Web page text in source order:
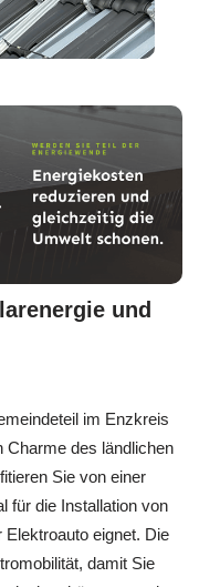
und
im Enzkreis
Charme des ländlichen
Sie von einer
für die Installation von
Elektroauto eignet. Die
damit Sie